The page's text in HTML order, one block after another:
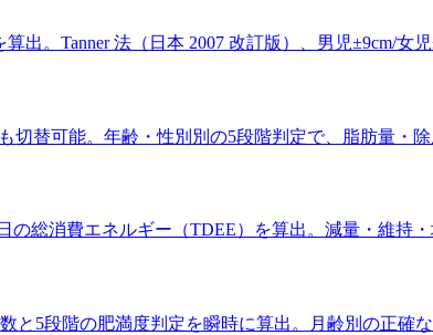
。Tanner 法（日本 2007 改訂版）、男児±9cm/女児
替可能。年齢・性別別の5段階判定で、脂肪量・除
総消費エネルギー（TDEE）を算出。減量・維持・
5段階の肥満度判定を瞬時に算出。月齢別の正確